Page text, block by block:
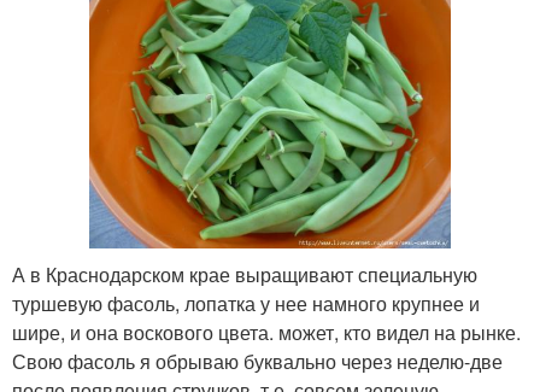
А в Краснодарском крае выращивают специальную
туршевую фасоль, лопатка у нее намного крупнее и
шире, и она воскового цвета. может, кто видел на рынке.
Свою фасоль я обрываю буквально через неделю-две